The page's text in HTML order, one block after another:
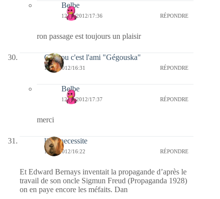
Belbe
12/01/2012/17:36 RÉPONDRE
ron passage est toujours un plaisir
Coucou c'est l'ami "Gégouska"
11/01/2012/16:31 RÉPONDRE
Belbe
12/01/2012/17:37 RÉPONDRE
merci
libre necessite
11/01/2012/16:22 RÉPONDRE
Et Edward Bernays inventait la propagande d’après le
travail de son oncle Sigmun Freud (Propaganda 1928)
on en paye encore les méfaits. Dan